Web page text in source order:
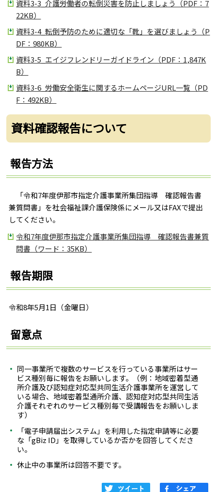
資料3-3_介護労働者の転倒災害を防止しましょう（PDF：7
22KB）
資料3-4_転倒予防のために適切な「靴」を選びましょう（P
DF：980KB）
資料3-5_エイジフレンドリーガイドライン（PDF：1,847K
B）
資料3-6_労働安全衛生に関するホームページURL一覧（PD
F：492KB）
資料確認報告について
報告方法
「令和7年度伊那市指定介護事業所集団指導 確認報告書
兼質問書」を社会福祉課介護保険係にメール又はFAXで提出
してください。
令和7年度伊那市指定介護事業所集団指導 確認報告書兼質
問書（ワード：35KB）
報告期限
令和8年5月1日（金曜日）
留意点
同一事業所で複数のサービスを行っている事業所はサー
ビス種別毎に報告をお願いします。（例：地域密着型通
所介護及び認知症対応型共同生活介護事業所を運営して
いる場合、地域密着型通所介護、認知症対応型共同生活
介護それぞれのサービス種別毎で受講報告をお願いしま
す）
「電子申請届出システム」を利用した指定申請等に必要
な「gBiz ID」を取得しているか否かを回答してくださ
い。
休止中の事業所は回答不要です。